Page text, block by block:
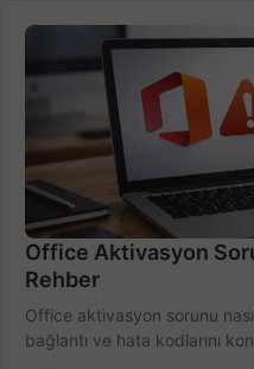
Office Aktivasyon
Rehber
Office aktivasyon sorunu
bağlantı ve hata kodlarını